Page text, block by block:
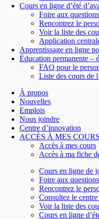
Cours en ligne d’été
Foire aux questions
Rencontrez le
Voir la liste des
Application
Apprentissage en ligne
Éducation permanente –
FAQ pour le
Liste des cours de
À propos
Nouvelles
Emplois
Nous joindre
Centre d’innovation
ACCÈS À MES COURS
Accès à mes cours
Accès à ma fiche
Cours en ligne de
Foire aux questions
Rencontrez le
Consultez le
Voir la liste des
Cours en ligne